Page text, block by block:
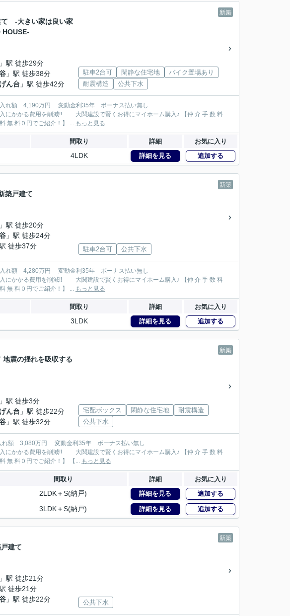
新築
て -大きい家は良い家
HOUSE-
」駅 徒歩29分
」駅 徒歩38分
ん台 」駅 徒歩42分
駐車2台可 閑静な住宅地
バイク置場あり
耐震構造
公共下水
144万円が大関建設では無 料！】 【本物件以外でも仲 介 手 数 料 無 料０円でご紹介！】 ... もっと見る
間取り 詳細 お気に入り
4LDK 詳細を見る 追加する
新築
築戸建て
」駅 徒歩20分
」駅 徒歩24分
徒歩37分 駐車2台可 公共下水
147万円が大関建設では無 料！】 【本物件以外でも仲 介 手 数 料 無 料０円でご紹介！】 ... もっと見る
間取り 詳細 お気に入り
3LDK 詳細を見る 追加する
新築
地震の揺れを吸収する
」駅 徒歩3分
ん台 」駅 徒歩22分
」駅 徒歩32分
宅配ボックス 閑静な住宅地
耐震構造
公共下水
108万円が大関建設では無 料！】 【本物件以外でも仲 介 手 数 料 無 料０円でご紹介！】 【... もっと見る
間取り 詳細 お気に入り
2LDK＋S(納戸) 詳細を見る 追加する
3LDK＋S(納戸) 詳細を見る 追加する
新築
建て
」駅 徒歩21分
徒歩21分
」駅 徒歩22分 公共下水